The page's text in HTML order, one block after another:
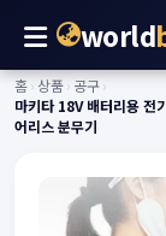
world
홈›상품› 공구›
마키타 18V 배터리용 전
어리스 분무기